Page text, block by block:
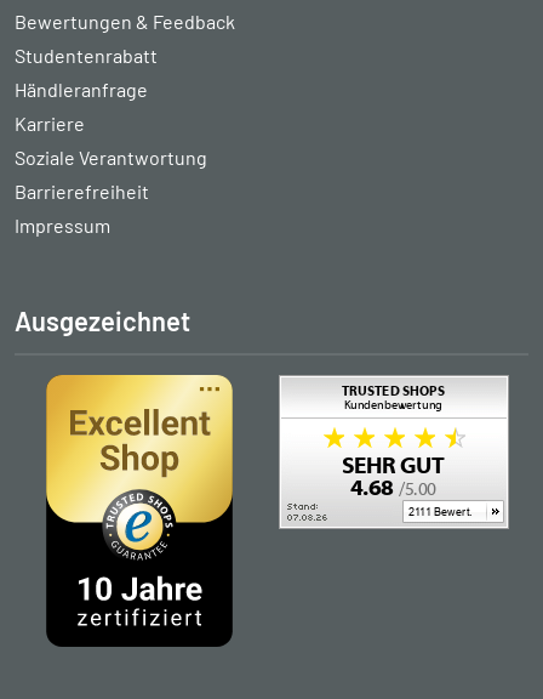
Bewertungen & Feedback
Studentenrabatt
Händleranfrage
Karriere
Soziale Verantwortung
Barrierefreiheit
Impressum
Ausgezeichnet